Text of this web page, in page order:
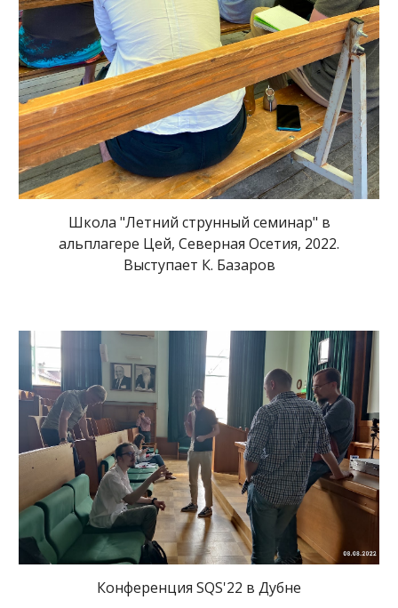
Школа "Летний струнный семинар" в
альплагере Цей, Северная Осетия, 2022.
Выступает К. Базаров
Конференция SQS'22 в Дубне